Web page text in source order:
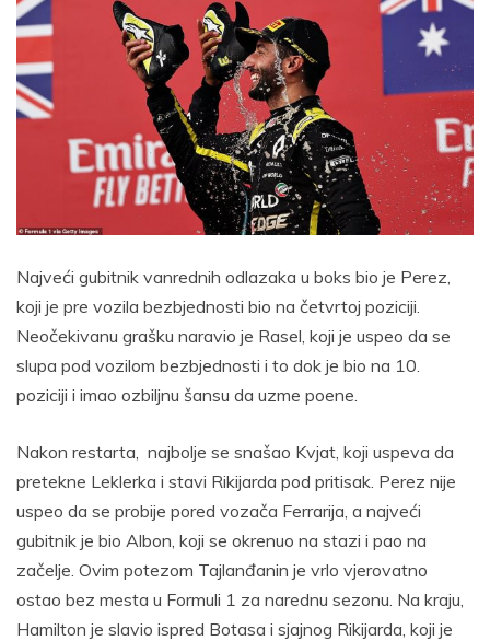
Najveći gubitnik vanrednih odlazaka u boks bio je Perez,
koji je pre vozila bezbjednosti bio na četvrtoj poziciji.
Neočekivanu grašku naravio je Rasel, koji je uspeo da se
slupa pod vozilom bezbjednosti i to dok je bio na 10.
poziciji i imao ozbiljnu šansu da uzme poene.
Nakon restarta, najbolje se snašao Kvjat, koji uspeva da
pretekne Leklerka i stavi Rikijarda pod pritisak. Perez nije
uspeo da se probije pored vozača Ferrarija, a najveći
gubitnik je bio Albon, koji se okrenuo na stazi i pao na
začelje. Ovim potezom Tajlanđanin je vrlo vjerovatno
ostao bez mesta u Formuli 1 za narednu sezonu. Na kraju,
Hamilton je slavio ispred Botasa i sjajnog Rikijarda, koji je